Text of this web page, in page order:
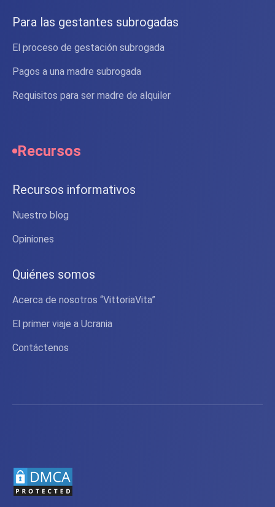
Para las gestantes subrogadas
El proceso de gestación subrogada
Pagos a una madre subrogada
Requisitos para ser madre de alquiler
Recursos
Recursos informativos
Nuestro blog
Opiniones
Quiénes somos
Acerca de nosotros “VittoriaVita”
El primer viaje a Ucrania
Contáctenos